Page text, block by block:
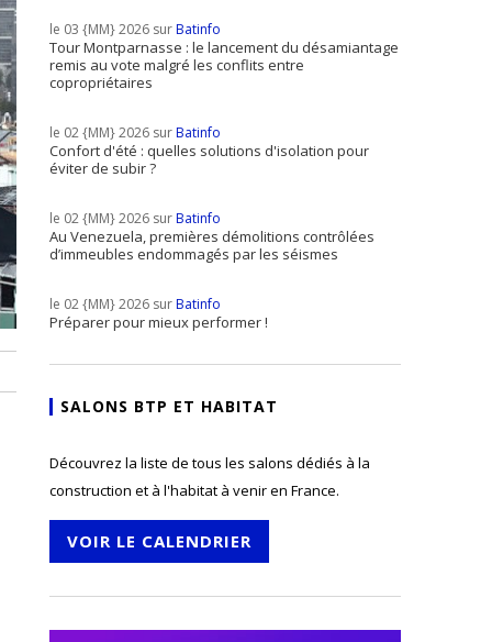
Le print sous toutes ses formes a-t-
il encore sa place dans un monde
?
le 03 {MM} 2026 surBatinfo
Tour Montparnasse : le lancement du désamiantage
remis au vote malgré les conflits entre
copropriétaires
le 02 {MM} 2026 surBatinfo
Confort d'été : quelles solutions d'isolation pour
éviter de subir ?
le 02 {MM} 2026 surBatinfo
Au Venezuela, premières démolitions contrôlées
d’immeubles endommagés par les séismes
le 02 {MM} 2026 surBatinfo
Préparer pour mieux performer !
SALONS BTP ET HABITAT
Découvrez la liste de tous les salons dédiés à la
construction et à l'habitat à venir en France.
VOIR LE CALENDRIER